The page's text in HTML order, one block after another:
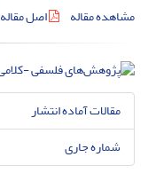
مشاهده مقاله
اصل مقاله
مقالات آماده انتشار
شماره جاری